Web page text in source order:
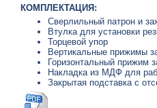
КОМПЛЕКТАЦИЯ:
Сверлильный патрон и
Втулка для установки
Торцевой упор
Вертикальные прижимы
Горизонтальный прижим
Накладка из МДФ для
Закрытая подставка с